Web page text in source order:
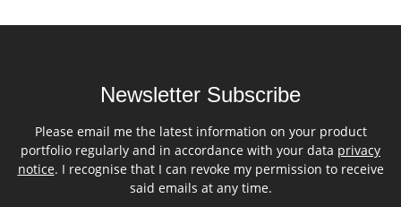
Newsletter Subscribe
Please email me the latest information on your product
portfolio regularly and in accordance with your data privacy
notice. I recognise that I can revoke my permission to receive
said emails at any time.